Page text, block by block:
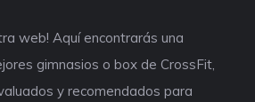
web! Aquí encontrarás una
gimnasios o box de CrossFit,
y recomendados para